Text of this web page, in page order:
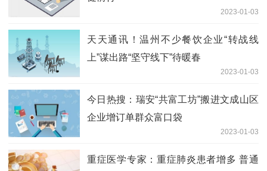
2023-01-03
天天通讯！温州不少餐饮企业“转战线
上”谋出路“坚守线下”待暖春
2023-01-03
今日热搜：瑞安“共富工坊”搬进文成山区
企业增订单群众富口袋
2023-01-03
重症医学专家：重症肺炎患者增多 普通